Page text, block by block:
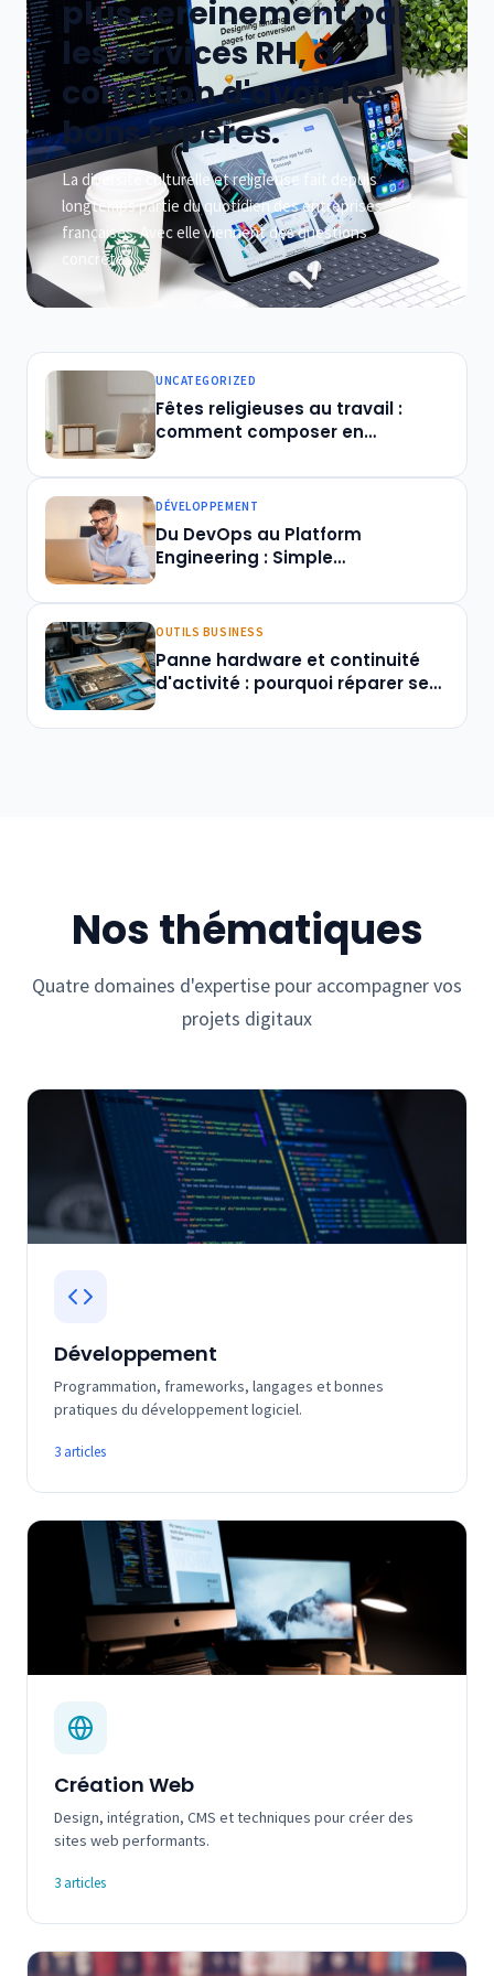
plus sereinement par
les services RH, à
condition d'avoir les
bons repères.
La diversité culturelle et religieuse fait depuis
longtemps partie du quotidien des entreprises
françaises. Avec elle viennent des questions
concrètes...
UNCATEGORIZED
Fêtes religieuses au travail :
comment composer en
DÉVELOPPEMENT
Du DevOps au Platform
Engineering : Simple
révolution culturelle ?
OUTILS BUSINESS
Panne hardware et continuité
d'activité : pourquoi réparer ses
business en 2026
Nos thématiques
Quatre domaines d'expertise pour accompagner vos
projets digitaux
Développement
Programmation, frameworks, langages et bonnes
pratiques du développement logiciel.
3 articles
Création Web
Design, intégration, CMS et techniques pour créer des
sites web performants.
3 articles